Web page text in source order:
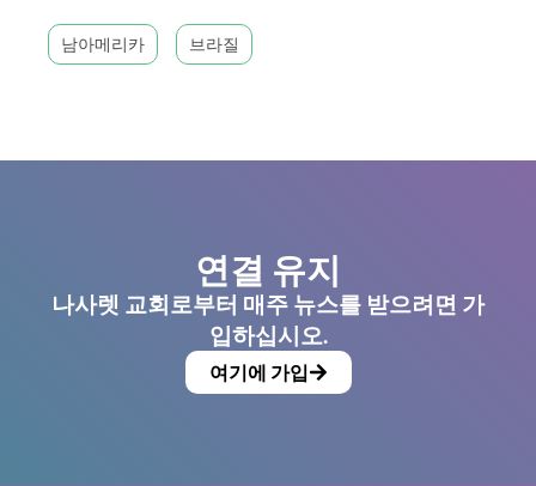
남아메리카 브라질
연결 유지
나사렛 교회로부터 매주 뉴스를 받으려면 가
입하십시오.
여기에 가입